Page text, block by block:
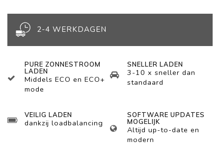
2-4 WERKDAGEN
PURE ZONNESTROOM
LADEN
Middels ECO en ECO+
mode
SNELLER LADEN
3-10 x sneller dan
standaard
VEILIG LADEN
dankzij loadbalancing
SOFTWARE UPDATES
MOGELIJK
Altijd up-to-date en
modern